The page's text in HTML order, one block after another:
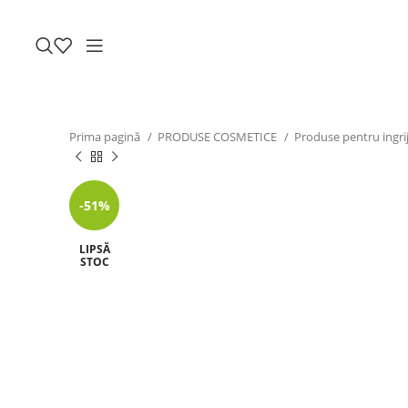
Prima pagină PRODUSE COSMETICE Produse pentru
-51%
LIPSĂ
STOC